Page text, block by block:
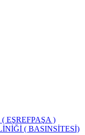
EŞREFPAŞA )
( BASINSİTESİ)